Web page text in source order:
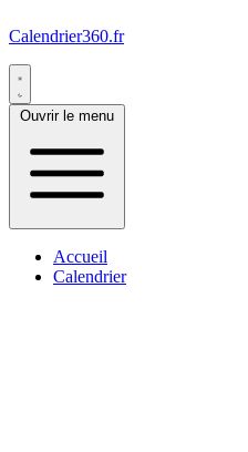
Calendrier360.fr
Ouvrir le menu
Accueil
Calendrier